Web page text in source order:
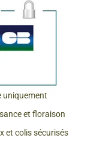
uniquement
et floraison
et colis sécurisés